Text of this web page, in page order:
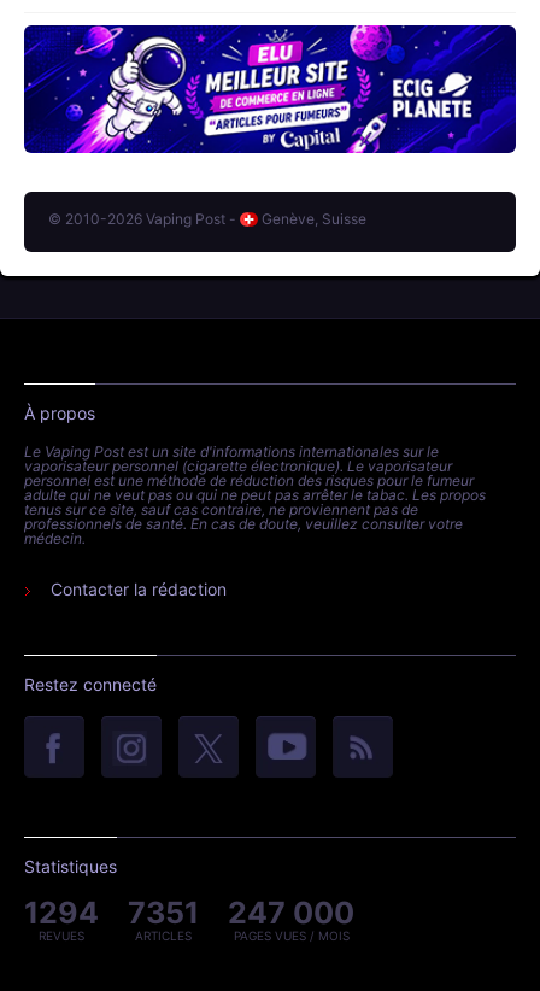
© 2010-2026 Vaping Post - Genève, Suisse
À propos
Le Vaping Post est un site d'informations internationales sur le
vaporisateur personnel (cigarette électronique). Le vaporisateur
personnel est une méthode de réduction des risques pour le fumeur
adulte qui ne veut pas ou qui ne peut pas arrêter le tabac. Les propos
tenus sur ce site, sauf cas contraire, ne proviennent pas de
professionnels de santé. En cas de doute, veuillez consulter votre
médecin.
Contacter la rédaction
Restez connecté
Statistiques
1294
REVUES
7351
ARTICLES
247 000
PAGES VUES / MOIS